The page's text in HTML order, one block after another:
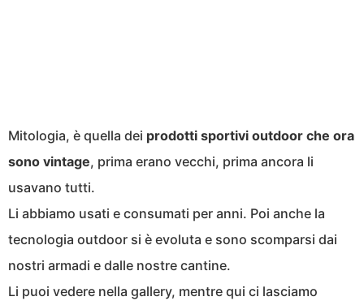
Mitologia, è quella dei prodotti sportivi outdoor che ora
sono vintage, prima erano vecchi, prima ancora li
usavano tutti.
Li abbiamo usati e consumati per anni. Poi anche la
tecnologia outdoor si è evoluta e sono scomparsi dai
nostri armadi e dalle nostre cantine.
Li puoi vedere nella gallery, mentre qui ci lasciamo